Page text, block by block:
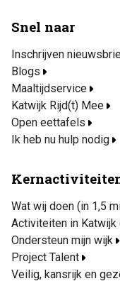
Snel naar
Inschrijven
Blogs
Maaltijdservice
Katwijk Rijd(t) Mee
Open eettafels
Ik heb nu hulp nodig
Wat wij doen (in 1,5
Activiteiten in Katwijk
Ondersteun mijn wijk
Project Talent
Veilig, kansrijk en